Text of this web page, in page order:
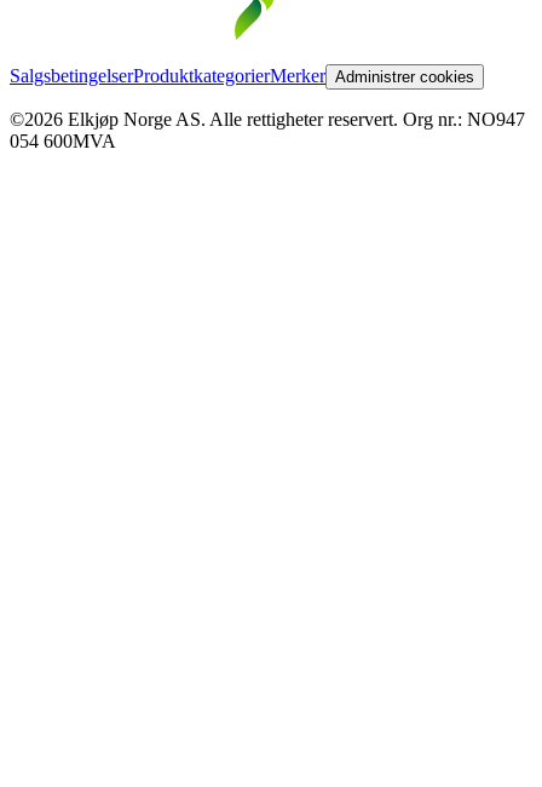
SalgsbetingelserProduktkategorierMerker Administrer cookies
©2026 Elkjøp Norge AS. Alle rettigheter reservert. Org nr.: NO947
054 600MVA